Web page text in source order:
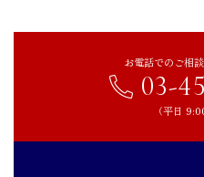
今後の収益性を示す
サロンの強みを明確化する
M&A仲介会社へ相談する
サロンのM&A事例
お電話でのご相
03-
（平日